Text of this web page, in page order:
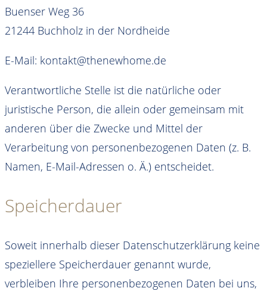
Buenser Weg 36
21244 Buchholz in der Nordheide
E-Mail: kontakt@thenewhome.de
Verantwortliche Stelle ist die natürliche oder
juristische Person, die allein oder gemeinsam mit
anderen über die Zwecke und Mittel der
Verarbeitung von personenbezogenen Daten (z. B.
Namen, E-Mail-Adressen o. Ä.) entscheidet.
Speicherdauer
Soweit innerhalb dieser Datenschutzerklärung keine
speziellere Speicherdauer genannt wurde,
verbleiben Ihre personenbezogenen Daten bei uns,